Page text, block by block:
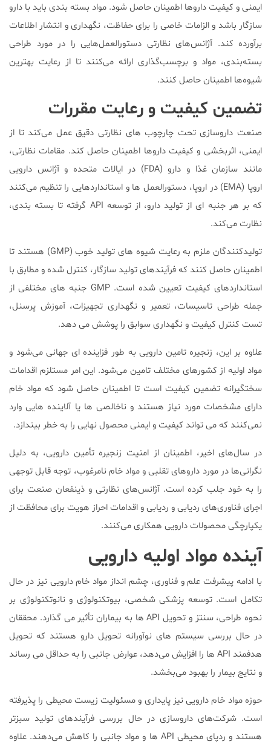
ایمنی و کیفیت داروها اطمینان حاصل شود. مواد بسته بندی باید با دارو
سازگار باشد و الزامات خاصی را برای حفاظت، نگهداری و انتشار اطلاعات
برآورده کند. آژانس‌های نظارتی دستورالعمل‌هایی را در مورد طراحی
بسته‌بندی، مواد و برچسب‌گذاری ارائه می‌کنند تا از رعایت بهترین
شیوه‌ها اطمینان حاصل کنند.
تضمین کیفیت و رعایت مقررات
صنعت داروسازی تحت چارچوب های نظارتی دقیق عمل می‌کند تا از
ایمنی، اثربخشی و کیفیت داروها اطمینان حاصل کند. مقامات نظارتی،
مانند سازمان غذا و دارو (FDA) در ایالات متحده و آژانس دارویی
اروپا (EMA) در اروپا، دستورالعمل ها و استانداردهایی را تنظیم می‌کنند
که بر هر جنبه ای از تولید دارو، از توسعه API گرفته تا بسته بندی،
نظارت می‌کند.
تولیدکنندگان ملزم به رعایت شیوه های تولید خوب (GMP) هستند تا
اطمینان حاصل کنند که فرآیندهای تولید سازگار، کنترل شده و مطابق با
استانداردهای کیفیت تعیین شده است. GMP جنبه های مختلفی از
جمله طراحی تاسیسات، تعمیر و نگهداری تجهیزات، آموزش پرسنل،
تست کنترل کیفیت و نگهداری سوابق را پوشش می دهد.
علاوه بر این، زنجیره تامین دارویی به طور فزاینده ای جهانی می‌شود و
مواد اولیه از کشورهای مختلف تامین می‌شود. این امر مستلزم اقدامات
سختگیرانه تضمین کیفیت است تا اطمینان حاصل شود که مواد خام
دارای مشخصات مورد نیاز هستند و ناخالصی ها یا آلاینده هایی وارد
نمی‌کنند که می تواند کیفیت و ایمنی محصول نهایی را به خطر بیندازد.
در سال‌های اخیر، اطمینان از امنیت زنجیره تأمین دارویی، به دلیل
نگرانی‌ها در مورد داروهای تقلبی و مواد خام نامرغوب، توجه قابل توجهی
را به خود جلب کرده است. آژانس‌های نظارتی و ذینفعان صنعت برای
اجرای فناوری‌های ردیابی و ردیابی و اقدامات احراز هویت برای محافظت از
یکپارچگی محصولات دارویی همکاری می‌کنند.
آینده مواد اولیه دارویی
با ادامه پیشرفت علم و فناوری، چشم انداز مواد خام دارویی نیز در حال
تکامل است. توسعه پزشکی شخصی، بیوتکنولوژی و نانوتکنولوژی بر
نحوه طراحی، سنتز و تحویل API ها به بیماران تأثیر می گذارد. محققان
در حال بررسی سیستم های نوآورانه تحویل دارو هستند که تحویل
هدفمند API ها را افزایش می‌دهد، عوارض جانبی را به حداقل می رساند
و نتایج بیمار را بهبود می‌بخشد.
حوزه مواد خام دارویی نیز پایداری و مسئولیت زیست محیطی را پذیرفته
است. شرکت‌های داروسازی در حال بررسی فرآیندهای تولید سبزتر
هستند و ردپای محیطی API ها و مواد جانبی را کاهش می‌دهند. علاوه